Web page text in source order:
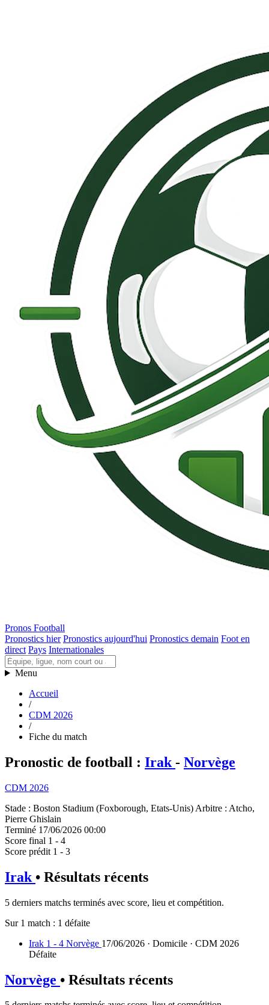
Pronos Football
Pronostics hier Pronostics aujourd'hui Pronostics demain Foot en
direct Pays Internationales
Menu
Accueil
/
CDM 2026
/
Fiche du match
Pronostic de football : Irak - Norvège
CDM 2026
Stade : Boston Stadium (Foxborough, Etats-Unis) Arbitre : Atcho,
Pierre Ghislain
Terminé 17/06/2026 00:00
Score final 1 - 4
Score prédit 1 - 3
Irak • Résultats récents
5 derniers matchs terminés avec score, lieu et compétition.
Sur 1 match : 1 défaite
Irak 1 - 4 Norvège 17/06/2026 · Domicile · CDM 2026
Défaite
Norvège • Résultats récents